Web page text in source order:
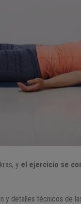
y el ejercicio se
y detalles técnicos de